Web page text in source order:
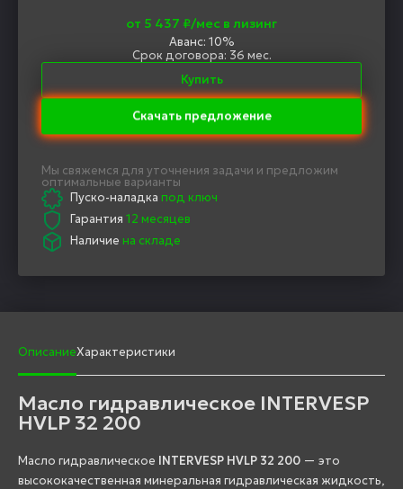
от 5 437 ₽/мес в лизинг
Аванс: 10%
Срок договора: 36 мес.
Купить
Скачать предложение
Мы свяжемся для уточнения задачи и предложим
оптимальные варианты
Пуско-наладка под ключ
Гарантия 12 месяцев
Наличие на складе
ОписаниеХарактеристики
Масло гидравлическое INTERVESP
HVLP 32 200
Масло гидравлическое INTERVESP HVLP 32 200 — это
высококачественная минеральная гидравлическая жидкость,